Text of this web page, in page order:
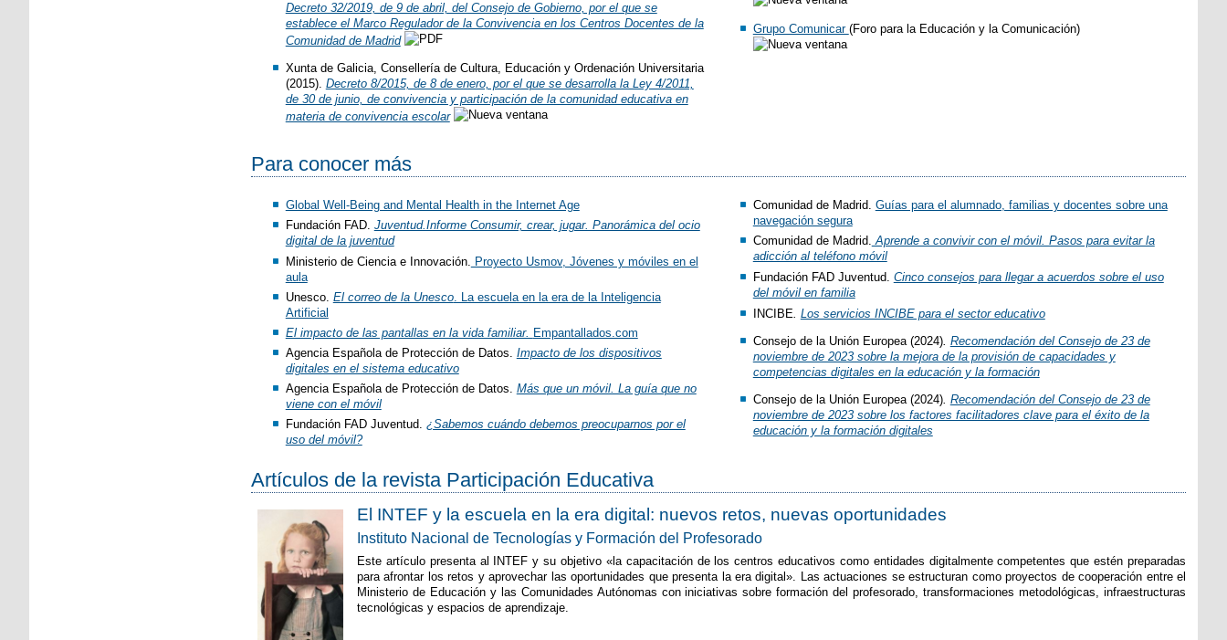
Decreto 32/2019, de 9 de abril, del Consejo de Gobierno, por el que se
establece el Marco Regulador de la Convivencia en los Centros Docentes de la
Comunidad de Madrid
Xunta de Galicia, Consellería de Cultura, Educación y Ordenación Universitaria
(2015). Decreto 8/2015, de 8 de enero, por el que se desarrolla la Ley 4/2011,
de 30 de junio, de convivencia y participación de la comunidad educativa en
materia de convivencia escolar
Grupo Comunicar (Foro para la Educación y la Comunicación)
Para conocer más
Global Well-Being and Mental Health in the Internet Age
Fundación FAD. Juventud.Informe Consumir, crear, jugar. Panorámica del ocio
digital de la juventud
Ministerio de Ciencia e Innovación. Proyecto Usmov, Jóvenes y móviles en el
aula
Unesco. El correo de la Unesco. La escuela en la era de la Inteligencia
Artificial
El impacto de las pantallas en la vida familiar. Empantallados.com
Agencia Española de Protección de Datos. Impacto de los dispositivos
digitales en el sistema educativo
Agencia Española de Protección de Datos. Más que un móvil. La guía que no
viene con el móvil
Fundación FAD Juventud. ¿Sabemos cuándo debemos preocuparnos por el
uso del móvil?
Comunidad de Madrid. Guías para el alumnado, familias y docentes sobre una
navegación segura
Comunidad de Madrid. Aprende a convivir con el móvil. Pasos para evitar la
adicción al teléfono móvil
Fundación FAD Juventud. Cinco consejos para llegar a acuerdos sobre el uso
del móvil en familia
INCIBE Los servicios INCIBE para el sector educativo
Consejo de la Unión Europea (2024). Recomendación del Consejo de 23 de
noviembre de 2023 sobre la mejora de la provisión de capacidades y
competencias digitales en la educación y la formación
Consejo de la Unión Europea (2024). Recomendación del Consejo de 23 de
noviembre de 2023 sobre los factores facilitadores clave para el éxito de la
educación y la formación digitales
Artículos de la revista Participación Educativa
El INTEF y la escuela en la era digital: nuevos retos, nuevas oportunidades
Instituto Nacional de Tecnologías y Formación del Profesorado
Este artículo presenta al INTEF y su objetivo «la capacitación de los centros educativos como entidades digitalmente competentes que estén preparadas
para afrontar los retos y aprovechar las oportunidades que presenta la era digital». Las actuaciones se estructuran como proyectos de cooperación entre el
Ministerio de Educación y las Comunidades Autónomas con iniciativas sobre formación del profesorado, transformaciones metodológicas, infraestructuras
tecnológicas y espacios de aprendizaje.